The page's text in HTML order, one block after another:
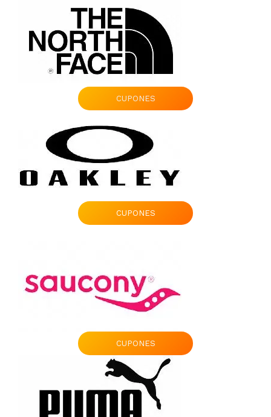
CUPONES
CUPONES
CUPONES